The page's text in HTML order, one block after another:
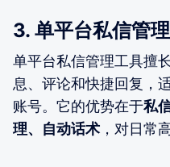
3. 单平台私信管
单平台私信管理工具擅
息、评论和快捷回复，
账号。它的优势在于私
理、自动话术 ，对日常